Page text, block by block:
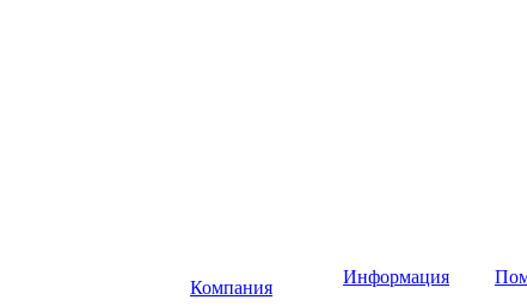
Компания
Информация